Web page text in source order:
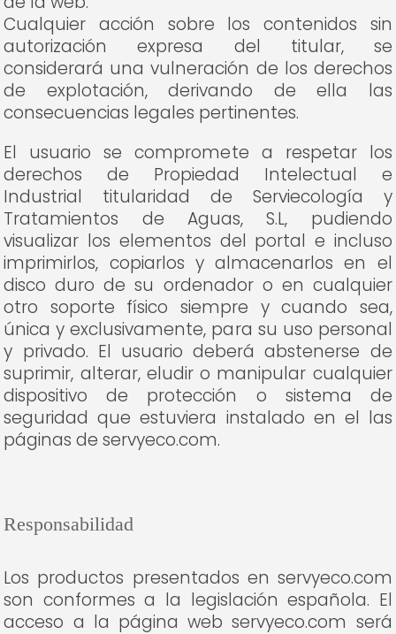
Cualquier acción sobre los contenidos sin
autorización expresa del titular, se
considerará una vulneración de los derechos
de explotación, derivando de ella las
consecuencias legales pertinentes.
El usuario se compromete a respetar los
derechos de Propiedad Intelectual e
Industrial titularidad de Serviecología y
Tratamientos de Aguas, S.L, pudiendo
visualizar los elementos del portal e incluso
imprimirlos, copiarlos y almacenarlos en el
disco duro de su ordenador o en cualquier
otro soporte físico siempre y cuando sea,
única y exclusivamente, para su uso personal
y privado. El usuario deberá abstenerse de
suprimir, alterar, eludir o manipular cualquier
dispositivo de protección o sistema de
seguridad que estuviera instalado en el las
páginas de servyeco.com.
Responsabilidad
Los productos presentados en servyeco.com
son conformes a la legislación española. El
acceso a la página web servyeco.com será